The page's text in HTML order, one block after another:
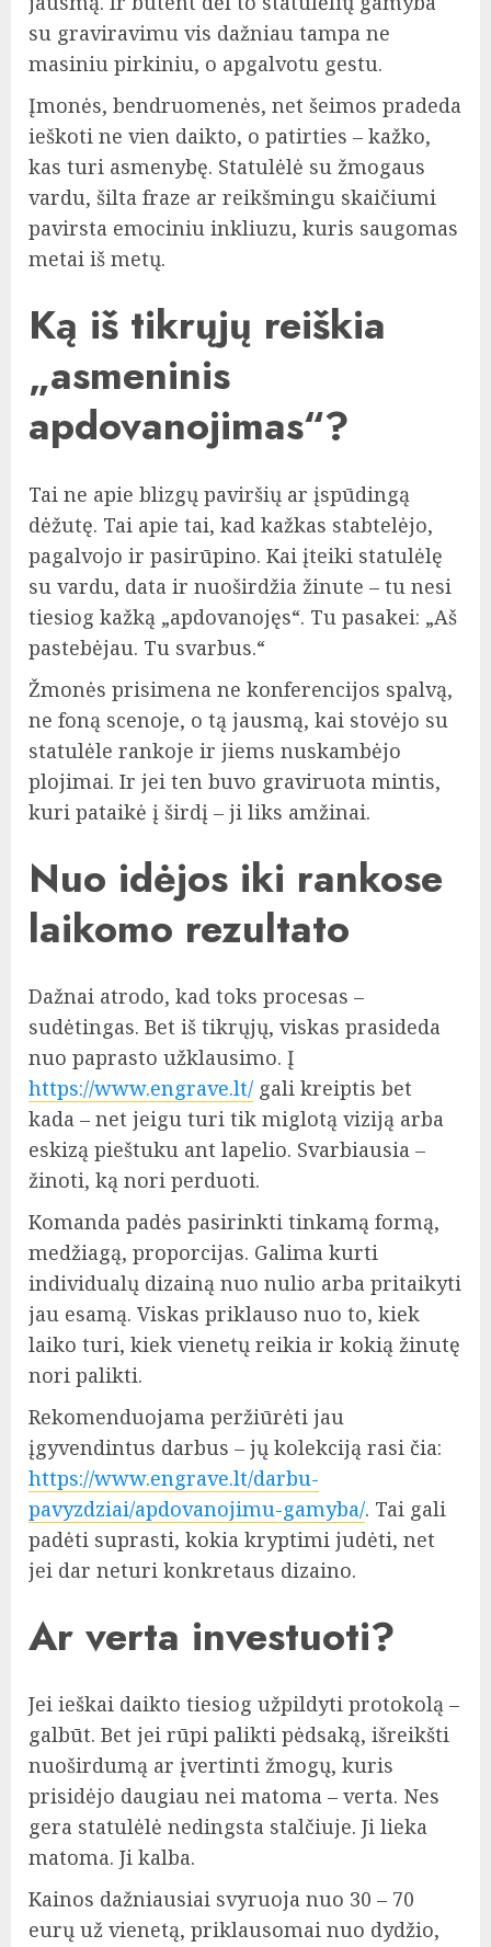
su graviravimu vis dažniau tampa ne
masiniu pirkiniu, o apgalvotu gestu.
Įmonės, bendruomenės, net šeimos pradeda
ieškoti ne vien daikto, o patirties – kažko,
kas turi asmenybę. Statulėlė su žmogaus
vardu, šilta fraze ar reikšmingu skaičiumi
pavirsta emociniu inkliuzu, kuris saugomas
metai iš metų.
Ką iš tikrųjų reiškia
„asmeninis
apdovanojimas“?
Tai ne apie blizgų paviršių ar įspūdingą
dėžutę. Tai apie tai, kad kažkas stabtelėjo,
pagalvojo ir pasirūpino. Kai įteiki statulėlę
su vardu, data ir nuoširdžia žinute – tu nesi
tiesiog kažką „apdovanojęs“. Tu pasakei: „Aš
pastebėjau. Tu svarbus.“
Žmonės prisimena ne konferencijos spalvą,
ne foną scenoje, o tą jausmą, kai stovėjo su
statulėle rankoje ir jiems nuskambėjo
plojimai. Ir jei ten buvo graviruota mintis,
kuri pataikė į širdį – ji liks amžinai.
Nuo idėjos iki rankose
laikomo rezultato
Dažnai atrodo, kad toks procesas –
sudėtingas. Bet iš tikrųjų, viskas prasideda
nuo paprasto užklausimo. Į
https://www.engrave.lt/ gali kreiptis bet
kada – net jeigu turi tik miglotą viziją arba
eskizą pieštuku ant lapelio. Svarbiausia –
žinoti, ką nori perduoti.
Komanda padės pasirinkti tinkamą formą,
medžiagą, proporcijas. Galima kurti
individualų dizainą nuo nulio arba pritaikyti
jau esamą. Viskas priklauso nuo to, kiek
laiko turi, kiek vienetų reikia ir kokią žinutę
nori palikti.
Rekomenduojama peržiūrėti jau
įgyvendintus darbus – jų kolekciją rasi čia:
https://www.engrave.lt/darbu-
pavyzdziai/apdovanojimu-gamyba/. Tai gali
padėti suprasti, kokia kryptimi judėti, net
jei dar neturi konkretaus dizaino.
Ar verta investuoti?
Jei ieškai daikto tiesiog užpildyti protokolą –
galbūt. Bet jei rūpi palikti pėdsaką, išreikšti
nuoširdumą ar įvertinti žmogų, kuris
prisidėjo daugiau nei matoma – verta. Nes
gera statulėlė nedingsta stalčiuje. Ji lieka
matoma. Ji kalba.
Kainos dažniausiai svyruoja nuo 30 – 70
eurų už vienetą, priklausomai nuo dydžio,